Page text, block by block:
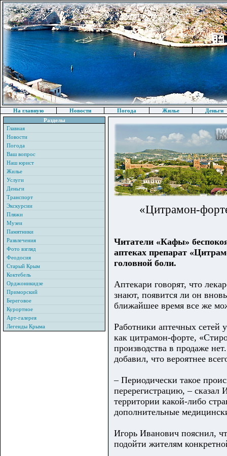
На главную Новости Погода Жилье
Деньги
Разделы
Главная
Новости
Погода
Ваш вопрос
Наш юрист
Жилье
Услуги
Деньги
Транспорт
Экскурсии
Пляжи
Музеи
Памятники
Развлечения
Фото взгляд
Феодосия
Старый Крым
Коктебель
Орджоникидзе
Приморский
Береговое
Курортное
Арт-галерея
Легенды Крыма
«Цитрамон-
Читатели «Кафы»
аптеках препарат
головной боли.
Аптекари говорят, что
знают, появится ли он
ближайшее время все же
Работники аптечных сетей
как цитрамон-форте,
производства в продаже
добавил, что вероятнее
– Периодически такое
перерегистрацию, – сказал
территории какой-либо
дополнительные
Игорь Иванович пояснил,
подойти жителям